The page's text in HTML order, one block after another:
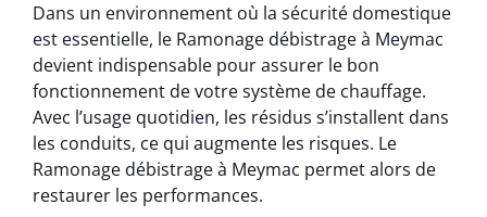
Dans un environnement où la sécurité domestique
est essentielle, le Ramonage débistrage à Meymac
devient indispensable pour assurer le bon
fonctionnement de votre système de chauffage.
Avec l’usage quotidien, les résidus s’installent dans
les conduits, ce qui augmente les risques. Le
Ramonage débistrage à Meymac permet alors de
restaurer les performances.